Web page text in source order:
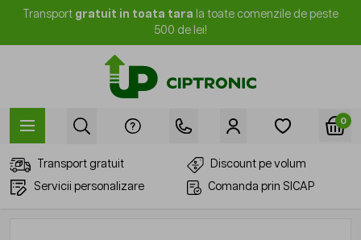
Mergi la Conținut
Transport gratuit in toata tara la toate comenzile de peste
500 de lei!
0
Transport gratuit
Discount pe volum
Servicii personalizare
Comanda prin SICAP